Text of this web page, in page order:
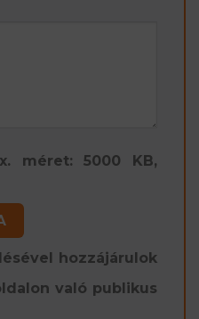
méret: 5000 KB,
hozzájárulok
való publikus